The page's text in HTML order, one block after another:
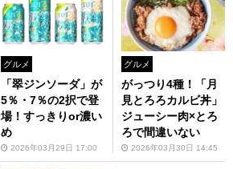
グルメ
「翠ジンソーダ」が
5％・7％の2択で登
場！すっきりor濃い
め
2026年03月29日 17:00
グルメ
がっつり4種！「月
見とろろカルビ丼」
ジューシー肉×とろ
ろで間違いない
2026年03月30日 14:45